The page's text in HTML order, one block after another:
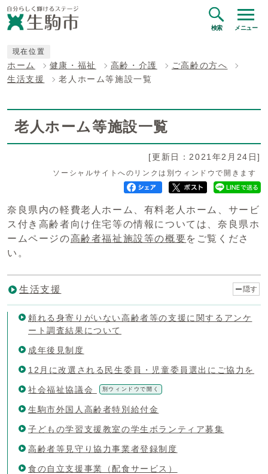
検索 メニュー
現在位置
ホーム 健康・福祉 高齢・介護
ご高齢の方へ
生活支援
老人ホーム等施設一覧
老人ホーム等施設一覧
[更新日：2021年2月24日]
ソーシャルサイトへのリンクは別ウィンドウで開きます
奈良県内の軽費老人ホーム、有料老人ホーム、サービ
ス付き高齢者向け住宅等の情報については、奈良県ホ
ームページの高齢者福祉施設等の概要をご覧くださ
い。
生活支援 隠す
頼れる身寄りがいない高齢者等の支援に関するアンケ
ート調査結果について
成年後見制度
12月に改選される民生委員・児童委員選出にご協力を
社会福祉協議会 別ウィンドウで開く
生駒市外国人高齢者特別給付金
子どもの学習支援教室の学生ボランティア募集
高齢者等見守り協力事業者登録制度
食の自立支援事業（配食サービス）